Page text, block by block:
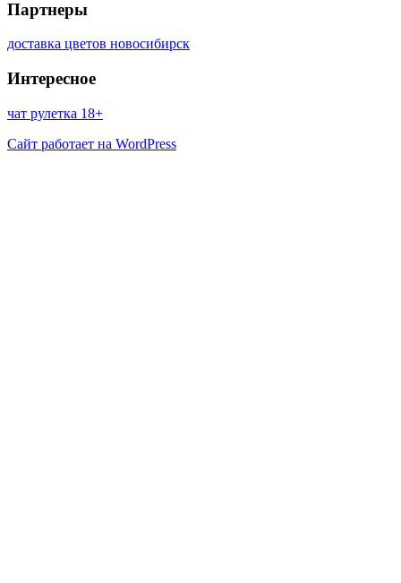
Партнеры
доставка цветов новосибирск
Интересное
чат рулетка 18+
Сайт работает на WordPress